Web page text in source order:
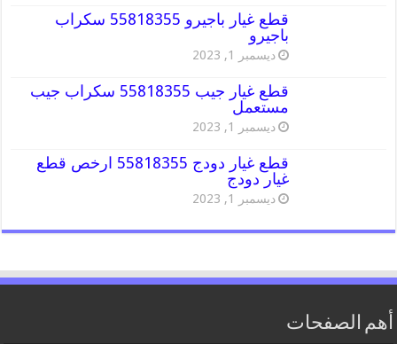
قطع غيار باجيرو 55818355 سكراب
باجيرو
ديسمبر 1, 2023
قطع غيار جيب 55818355 سكراب جيب
مستعمل
ديسمبر 1, 2023
قطع غيار دودج 55818355 ارخص قطع
غيار دودج
ديسمبر 1, 2023
أهم الصفحات